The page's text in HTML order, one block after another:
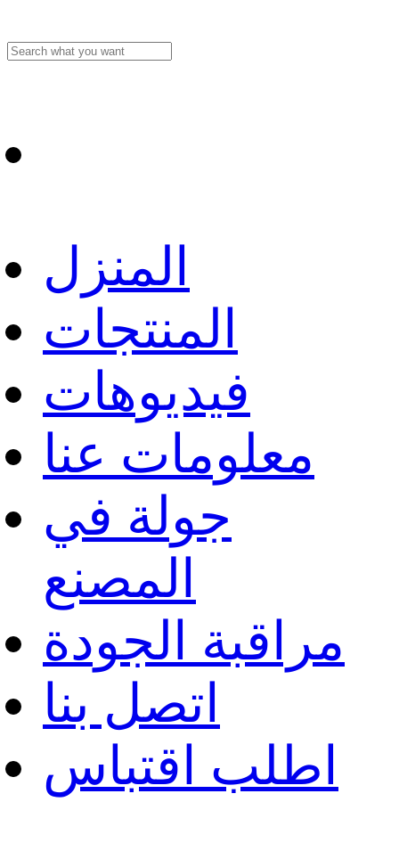
المنزل
المنتجات
فيديوهات
معلومات عنا
جولة في
المصنع
مراقبة الجودة
اتصل بنا
اطلب اقتباس